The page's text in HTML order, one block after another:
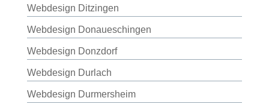
Webdesign Ditzingen
Webdesign Donaueschingen
Webdesign Donzdorf
Webdesign Durlach
Webdesign Durmersheim